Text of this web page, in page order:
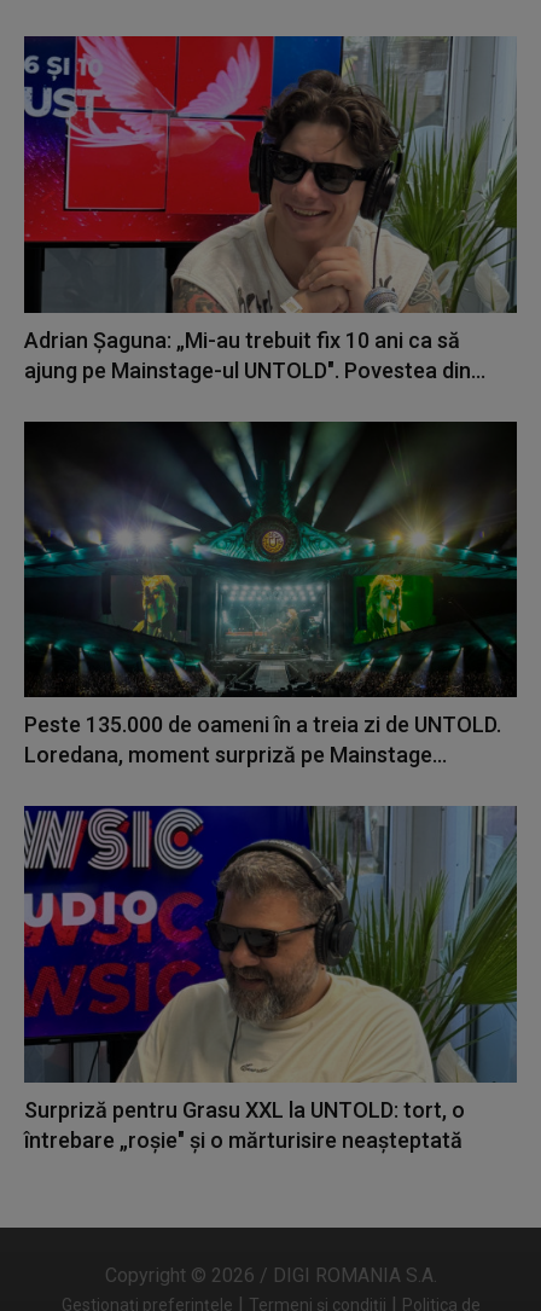
Adrian Șaguna: „Mi-au trebuit fix 10 ani ca să
ajung pe Mainstage-ul UNTOLD". Povestea din...
Peste 135.000 de oameni în a treia zi de UNTOLD.
Loredana, moment surpriză pe Mainstage...
Surpriză pentru Grasu XXL la UNTOLD: tort, o
întrebare „roșie" și o mărturisire neașteptată
Copyright © 2026 / DIGI ROMANIA S.A.
Gestionați preferințele | Termeni și condiții | Politica de